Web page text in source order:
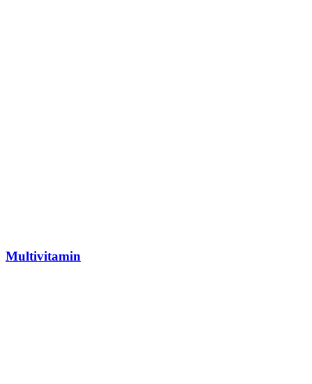
Multivitamin